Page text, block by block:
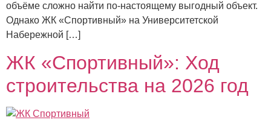
объёме сложно найти по‑настоящему выгодный объект.
Однако ЖК «Спортивный» на Университетской
Набережной […]
ЖК «Спортивный»: Ход
строительства на 2026 год